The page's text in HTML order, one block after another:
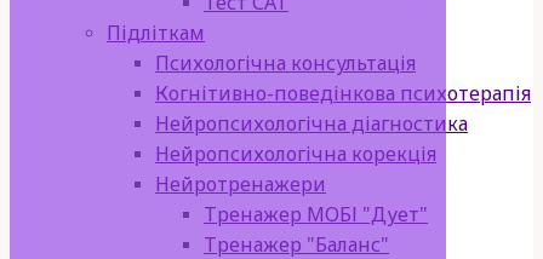
Підліткам
Психологічна консультація
Когнітивно-поведінкова психотерапія
Нейропсихологічна діагностика
Нейропсихологічна корекція
Нейротренажери
Тренажер МОБІ "Дует"
Тренажер "Баланс"